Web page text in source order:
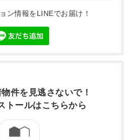
ン情報をLINEでお届け！
件を 見逃さないで！
トールはこちらから